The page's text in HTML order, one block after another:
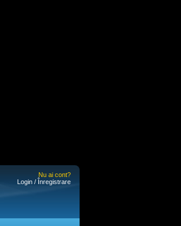
Nu ai cont?
Login / Înregistrare